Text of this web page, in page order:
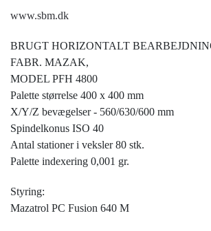
www.sbm.dk
BRUGT HORIZONTALT
FABR. MAZAK,
MODEL PFH 4800
Palette størrelse 400 x 400 mm
X/Y/Z bevægelser - 560/630/600 mm
Spindelkonus ISO 40
Antal stationer i veksler 80 stk.
Palette indexering 0,001 gr.
Styring:
Mazatrol PC Fusion 640 M